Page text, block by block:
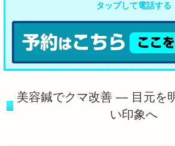
タップして電話する
美容鍼でクマ改善 ― 目元を
い印象へ